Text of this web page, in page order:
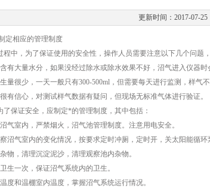
更新时间：2017-07-
定相应的管理制度
程中，为了保证使用的安全性，操作人员需要注意以下几个问题
有大量水分，如果没经过除水或除水效果不好，沼气进入仪器
量很少，一天一般只有300-500ml，但需要每天进行监测，样气
有信心，对测试样气数据有疑问，但现场无标准气体进行验证。
了保证安全，应制定*的管理制度，其中包括：
气室内，严禁烟火，沼气池管理制度。注意用电安全。
沼气室内的变化情况，按要求定时冲厕，定时开，关太阳能循环
物，清理沉淀泥沙，清理观察池内杂物。
生一次，保证沼气系统内的卫生。
度和温棚室内温度，掌握沼气系统运行情况。